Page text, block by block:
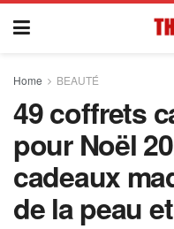
Home BEAUTÉ
49 coffrets
pour Noël
cadeaux
de la peau